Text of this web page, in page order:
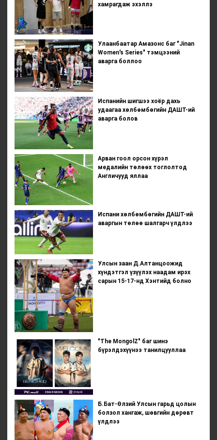
хамрагдаж эхэллэ
Улаанбаатар Амазонс баг "Jinan
Women's Series" тэмцээний
аварга боллоо
Испанийн шигшээ хоёр дахь
удаагаа хөлбөмбөгийн ДАШТ-ий
аварга болов
Арван гоол орсон хүрэл
медалийн төлөөх тоглолтод
Англичууд яллаа
Испани хөлбөмбөгийн ДАШТ-ий
аваргын төлөө шалгарч үлдлээ
Улсын заан Д.Алтанцоожид
хүндэтгэл үзүүлэх наадам ирэх
сарын 15-17-нд Хэнтийд болно
"The MongolZ" баг шинэ
бүрэлдэхүүнээ танилцууллаа
Б.Бат-Өлзий Улсын гарьд цолын
болзол хангаж, шөвгийн дөрөвт
үлдлээ